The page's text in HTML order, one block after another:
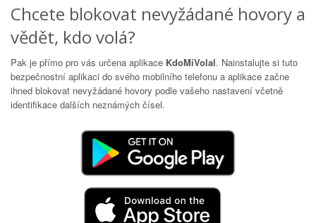
Chcete blokovat nevyžádané hovory a
vědět, kdo volá?
Pak je přímo pro vás určena aplikace KdoMiVolal. Nainstalujte si tuto
bezpečnostní aplikaci do svého mobilního telefonu a aplikace začne
ihned blokovat nevyžádané hovory podle vašeho nastavení včetně
identifikace dalších neznámých čísel.